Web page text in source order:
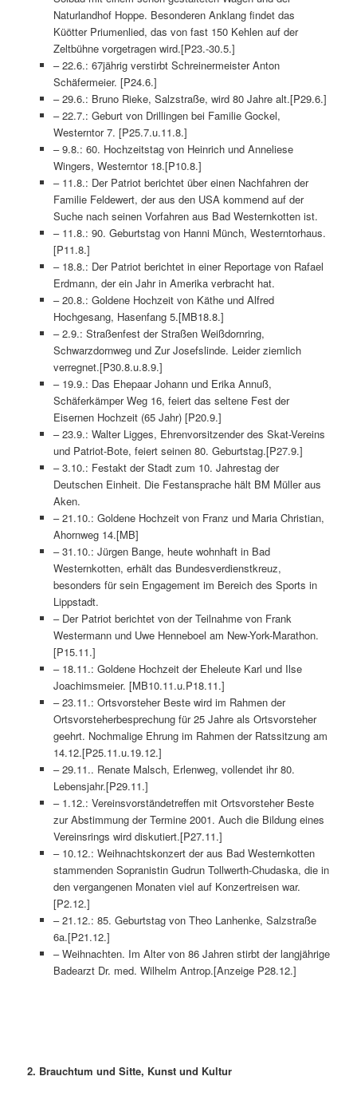
Naturlandhof Hoppe. Besonderen Anklang findet das
Küötter Priumenlied, das von fast 150 Kehlen auf der
Zeltbühne vorgetragen wird.[P23.-30.5.]
– 22.6.: 67jährig verstirbt Schreinermeister Anton
Schäfermeier. [P24.6.]
– 29.6.: Bruno Rieke, Salzstraße, wird 80 Jahre alt.[P29.6.]
– 22.7.: Geburt von Drillingen bei Familie Gockel,
Westerntor 7. [P25.7.u.11.8.]
– 9.8.: 60. Hochzeitstag von Heinrich und Anneliese
Wingers, Westerntor 18.[P10.8.]
– 11.8.: Der Patriot berichtet über einen Nachfahren der
Familie Feldewert, der aus den USA kommend auf der
Suche nach seinen Vorfahren aus Bad Westernkotten ist.
– 11.8.: 90. Geburtstag von Hanni Münch, Westerntorhaus.
[P11.8.]
– 18.8.: Der Patriot berichtet in einer Reportage von Rafael
Erdmann, der ein Jahr in Amerika verbracht hat.
– 20.8.: Goldene Hochzeit von Käthe und Alfred
Hochgesang, Hasenfang 5.[MB18.8.]
– 2.9.: Straßenfest der Straßen Weißdornring,
Schwarzdornweg und Zur Josefslinde. Leider ziemlich
verregnet.[P30.8.u.8.9.]
– 19.9.: Das Ehepaar Johann und Erika Annuß,
Schäferkämper Weg 16, feiert das seltene Fest der
Eisernen Hochzeit (65 Jahr) [P20.9.]
– 23.9.: Walter Ligges, Ehrenvorsitzender des Skat-Vereins
und Patriot-Bote, feiert seinen 80. Geburtstag.[P27.9.]
– 3.10.: Festakt der Stadt zum 10. Jahrestag der
Deutschen Einheit. Die Festansprache hält BM Müller aus
Aken.
– 21.10.: Goldene Hochzeit von Franz und Maria Christian,
Ahornweg 14.[MB]
– 31.10.: Jürgen Bange, heute wohnhaft in Bad
Westernkotten, erhält das Bundesverdienstkreuz,
besonders für sein Engagement im Bereich des Sports in
Lippstadt.
– Der Patriot berichtet von der Teilnahme von Frank
Westermann und Uwe Henneboel am New-York-Marathon.
[P15.11.]
– 18.11.: Goldene Hochzeit der Eheleute Karl und Ilse
Joachimsmeier. [MB10.11.u.P18.11.]
– 23.11.: Ortsvorsteher Beste wird im Rahmen der
Ortsvorsteherbesprechung für 25 Jahre als Ortsvorsteher
geehrt. Nochmalige Ehrung im Rahmen der Ratssitzung am
14.12.[P25.11.u.19.12.]
– 29.11.. Renate Malsch, Erlenweg, vollendet ihr 80.
Lebensjahr.[P29.11.]
– 1.12.: Vereinsvorständetreffen mit Ortsvorsteher Beste
zur Abstimmung der Termine 2001. Auch die Bildung eines
Vereinsrings wird diskutiert.[P27.11.]
– 10.12.: Weihnachtskonzert der aus Bad Westernkotten
stammenden Sopranistin Gudrun Tollwerth-Chudaska, die in
den vergangenen Monaten viel auf Konzertreisen war.
[P2.12.]
– 21.12.: 85. Geburtstag von Theo Lanhenke, Salzstraße
6a.[P21.12.]
– Weihnachten. Im Alter von 86 Jahren stirbt der langjährige
Badearzt Dr. med. Wilhelm Antrop.[Anzeige P28.12.]
2. Brauchtum und Sitte, Kunst und Kultur